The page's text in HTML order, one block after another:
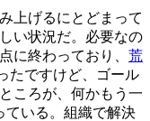
上げるにとどまって
い状況だ。必要なの
に終わっており、 荒
たですけど、ゴール
ころが、何かもう一
ている。組織で解決